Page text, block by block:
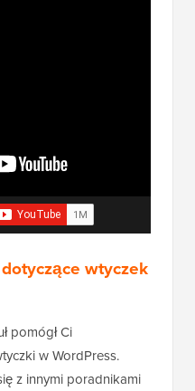
wtyczek
pomógł Ci
w WordPress.
z innymi poradnikami